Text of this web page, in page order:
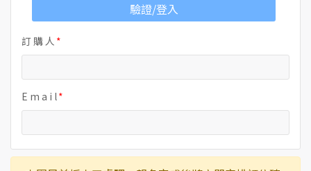
驗證/登入
訂 購 人
E m a i l